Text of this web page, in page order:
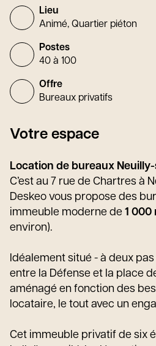
Lieu
Animé, Quartier piéton
Postes
40 à 100
Offre
Bureaux privatifs
Votre espace
Location de bureaux
C’est au 7 rue de Chartres à
Deskeo vous propose des
immeuble moderne de 1 000
environ).
Idéalement situé - à deux
entre la Défense et la place
aménagé en fonction des
locataire, le tout avec un
Cet immeuble privatif de six